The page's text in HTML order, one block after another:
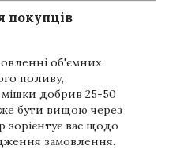
покупців
об'ємних
поливу,
мішки добрив 25-50
бути вищою через
зорієнтує вас щодо
замовлення.